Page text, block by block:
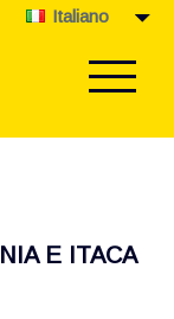
Italiano
E ITACA